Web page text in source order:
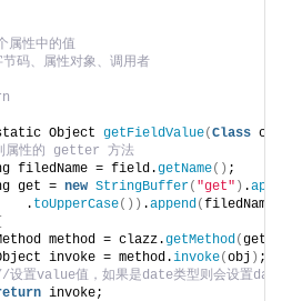
属性中的值
码、属性对象、调用者
Object
getFieldValue(Class
属性的 getter 方法
filedName = field.
getName() ;
get =
new StringBuffer( "get" ) .
.
toUpperCase()) .append(filedName.
method = clazz.
getMethod(get
invoke = method.
invoke(obj ) ;
设置value值，如果是date类型则会设置date
invoke;